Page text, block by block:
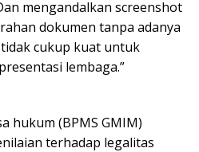
mengandalkan screenshot
dokumen tanpa adanya
cukup kuat untuk
lembaga.”
hukum (BPMS GMIM)
terhadap legalitas